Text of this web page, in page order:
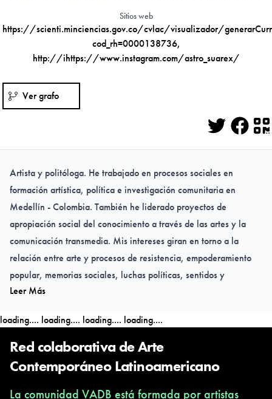
Sitios web
https://scienti.minciencias.gov.co/cvlac/visualizador/
cod_rh=0000138736,
http://ihttps://www.instagram.com/astro_suarex/
Ver grafo
Twitter
Artista y politóloga. He trabajado en procesos sociales en
formación artística, política e investigación comunitaria en
Medellín - Colombia. También he liderado proyectos de
apropiación social del conocimiento a través de las artes y la
comunicación transmedia. Mis intereses giran en torno a la
relación entre arte y procesos de resistencia, empoderamiento
popular, memorias sociales, luchas políticas, sentidos y
construcción de paz.
Leer Más
loading.... loading.... loading.... loading....
Red colaborativa de Arte
Contemporáneo Latinoamericano
La comunidad VADB está formada por artistas